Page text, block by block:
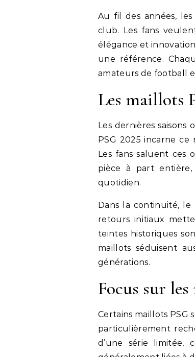
Au fil des années,
club. Les fans
élégance et
une référence.
amateurs de football
Les maillots
Les dernières saisons
PSG 2025 incarne
Les fans saluent ces
pièce à part
quotidien.
Dans la continuité, le
retours initiaux
teintes historiques
maillots séduisent
générations.
Focus sur
Certains maillots PSG
particulièrement
d’une série limitée,